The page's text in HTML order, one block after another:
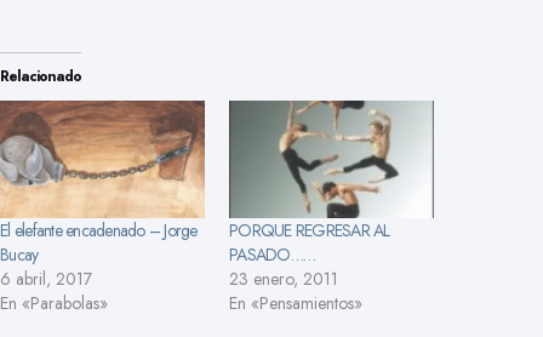
Relacionado
El elefante encadenado – Jorge
Bucay
6 abril, 2017
En «Parabolas»
PORQUE REGRESAR AL
PASADO……
23 enero, 2011
En «Pensamientos»